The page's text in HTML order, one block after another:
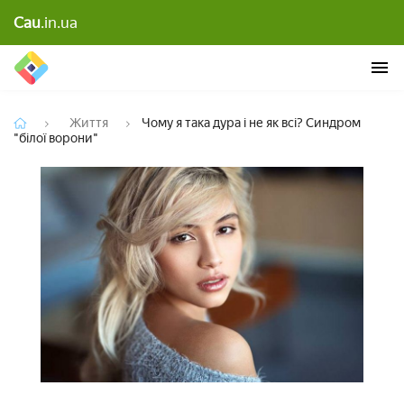
Cau.in.ua
Життя
Чому я така дура і не як всі? Синдром
"білої ворони"